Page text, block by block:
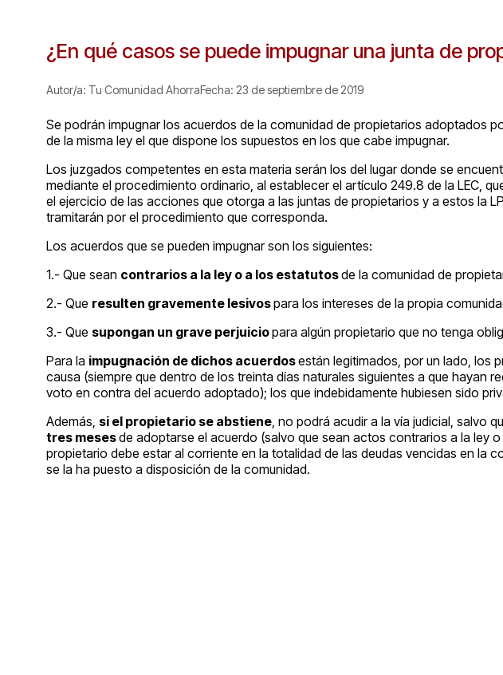
¿En qué casos se puede impugnar una junta de
Autor/a: Tu Comunidad AhorraFecha: 23 de septiembre de 2019
Se podrán impugnar los acuerdos de la comunidad de propietarios adoptados
de la misma ley el que dispone los supuestos en los que cabe impugnar.
Los juzgados competentes en esta materia serán los del lugar donde se
mediante el procedimiento ordinario, al establecer el artículo 249.8 de la LEC,
el ejercicio de las acciones que otorga a las juntas de propietarios y a estos la
tramitarán por el procedimiento que corresponda.
Los acuerdos que se pueden impugnar son los siguientes:
1.- Que sean contrarios a la ley o a los estatutosde la comunidad de
2.- Que resulten gravemente lesivospara los intereses de la propia
3.- Que supongan un grave perjuiciopara algún propietario que no tenga
Para la impugnación de dichos acuerdosestán legitimados, por un lado, los
causa (siempre que dentro de los treinta días naturales siguientes a que
voto en contra del acuerdo adoptado); los que indebidamente hubiesen sido
Además, si el propietario se abstiene , no podrá acudir a la vía judicial, salvo
tres mesesde adoptarse el acuerdo (salvo que sean actos contrarios a la ley
propietario debe estar al corriente en la totalidad de las deudas vencidas en la
se la ha puesto a disposición de la comunidad.